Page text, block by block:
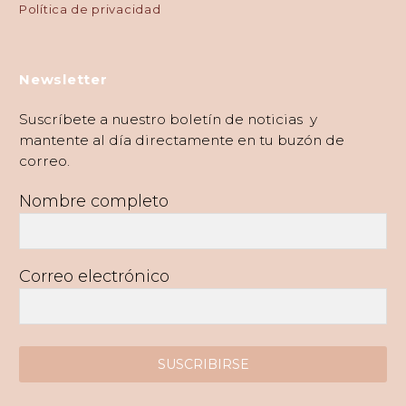
Política de privacidad
Newsletter
Suscríbete a nuestro boletín de noticias y
mantente al día directamente en tu buzón de
correo.
Nombre completo
Correo electrónico
SUSCRIBIRSE